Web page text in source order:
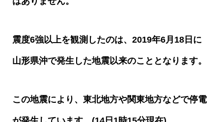
震度6強以上を観測したのは、 2019年6月 18日に
山形県沖で発生した地震以来のこととなります。
この地震により、東北地方や関東地方などで停電